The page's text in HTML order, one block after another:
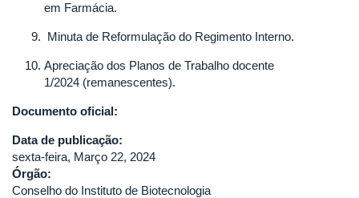
em Farmácia.
Minuta de Reformulação do Regimento Interno.
Apreciação dos Planos de Trabalho docente
1/2024 (remanescentes).
Documento oficial:
Data de publicação:
sexta-feira, Março 22, 2024
Órgão:
Conselho do Instituto de Biotecnologia